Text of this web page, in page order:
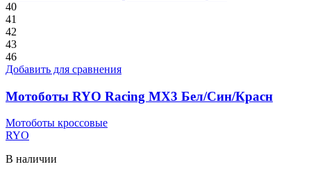
на
товара.
40
41
42
43
46
Добавить для сравнения
Мотоботы RYO Racing MX3 Бел/Син/Красн
Мотоботы кроссовые
RYO
В наличии